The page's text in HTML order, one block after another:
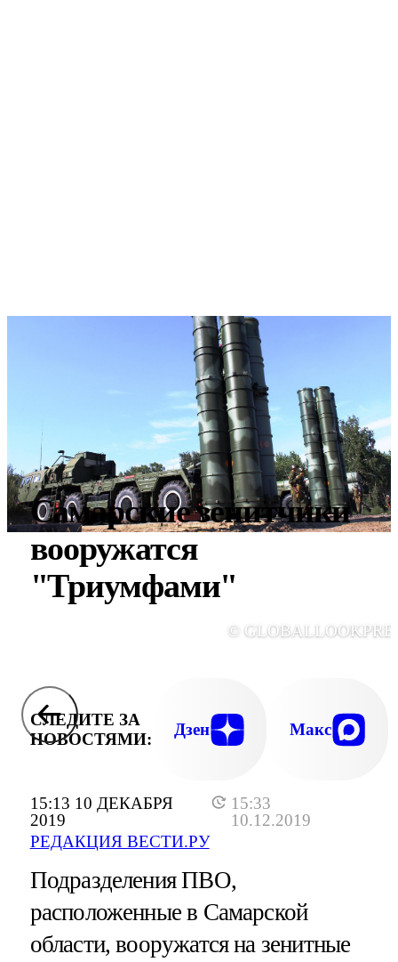
15:13 10 ДЕКАБРЯ
2019
15:33
10.12.2019
РЕДАКЦИЯ ВЕСТИ.РУ
Самарские зенитчики
вооружатся
"Триумфами"
©
СЛЕДИТЕ ЗА
НОВОСТЯМИ:
Дзен Макс
Подразделения ПВО,
расположенные в Самарской
области, вооружатся на зенитные